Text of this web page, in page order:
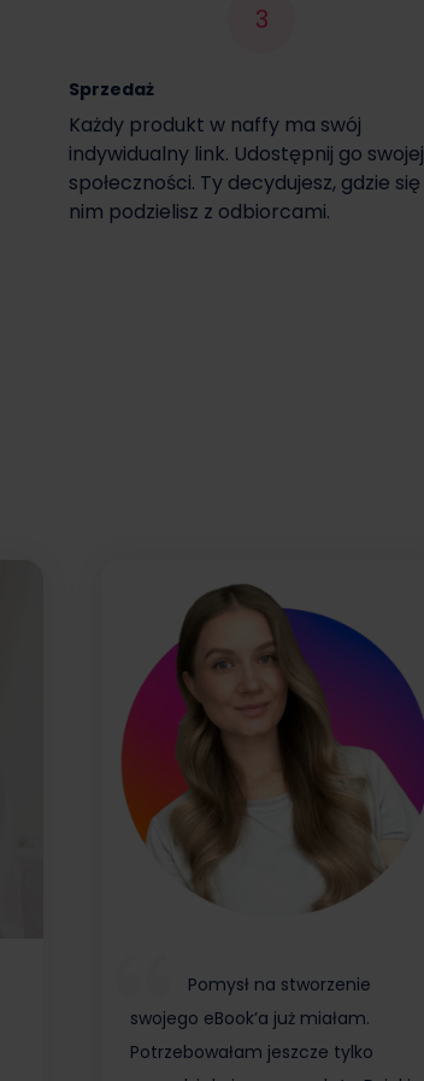
3
Sprzedaż
Każdy produkt w naffy ma swój
indywidualny link. Udostępnij go swojej
społeczności. Ty decydujesz, gdzie się
nim podzielisz z odbiorcami.
Pomysł na stworzenie
swojego eBook’a już miałam.
Potrzebowałam jeszcze tylko